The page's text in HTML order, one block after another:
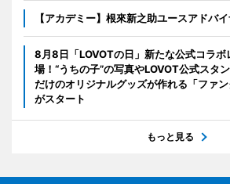
【アカデミー】根來新之助ユースアドバ
8月8日「LOVOTの日」新たな公式コラボ
場！“うちの子”の写真やLOVOT公式スタ
だけのオリジナルグッズが作れる「ファン
がスタート
もっと見る